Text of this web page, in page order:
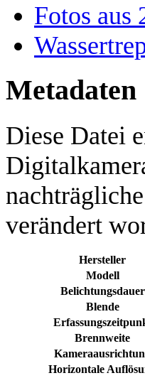
Fotos aus
Metadaten
Diese Datei
verändert
Hersteller
Modell
Belichtungsdauer
Blende
Brennweite
Horizontale